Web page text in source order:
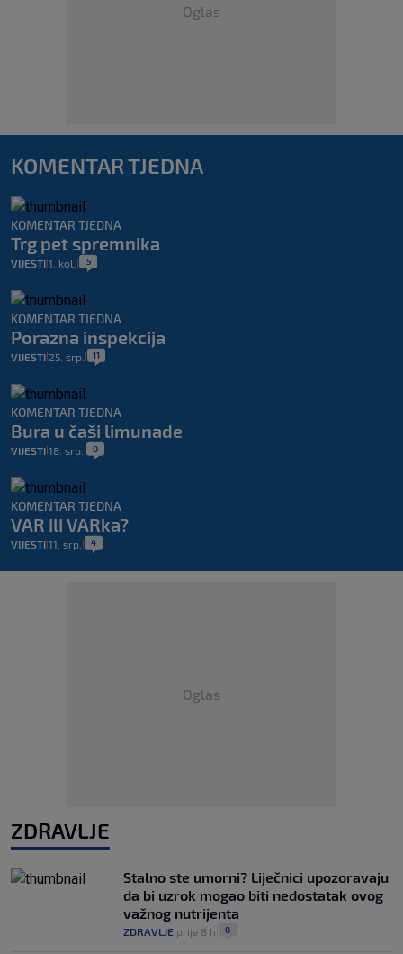
Oglas
KOMENTAR TJEDNA
KOMENTAR TJEDNA
Trg pet spremnika
VIJESTI 1. kol. 5
KOMENTAR TJEDNA
Porazna inspekcija
VIJESTI 25. srp. 11
KOMENTAR TJEDNA
Bura u čaši limunade
VIJESTI 18. srp. 0
KOMENTAR TJEDNA
VAR ili VARka?
VIJESTI 11. srp. 4
Oglas
ZDRAVLJE
Stalno ste umorni? Liječnici upozoravaju
da bi uzrok mogao biti nedostatak ovog
važnog nutrijenta
ZDRAVLJE prije 8 h 0